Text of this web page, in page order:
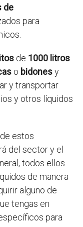
de
para
de 1000 litros
o bidonesy
y transportar
y otros líquidos
estos
del sector y el
todos ellos
de manera
alguno de
tengas en
para